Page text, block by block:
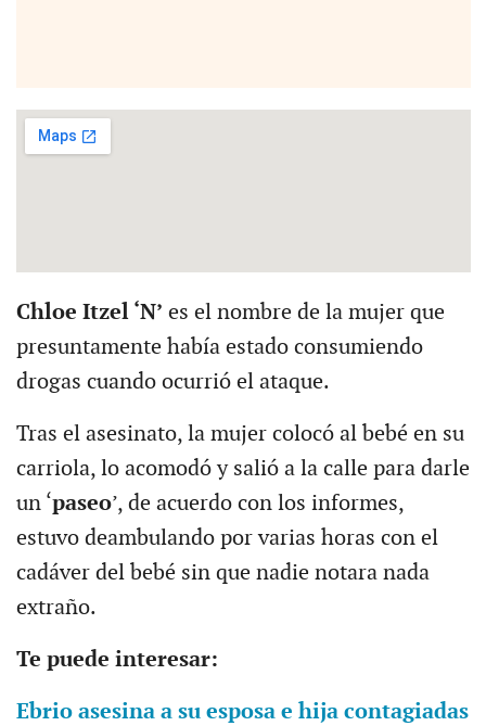
Chloe Itzel ‘N’ es el nombre de la mujer que
presuntamente había estado consumiendo
drogas cuando ocurrió el ataque.
Tras el asesinato, la mujer colocó al bebé en su
carriola, lo acomodó y salió a la calle para darle
un ‘paseo’, de acuerdo con los informes,
estuvo deambulando por varias horas con el
cadáver del bebé sin que nadie notara nada
extraño.
Te puede interesar:
Ebrio asesina a su esposa e hija contagiadas